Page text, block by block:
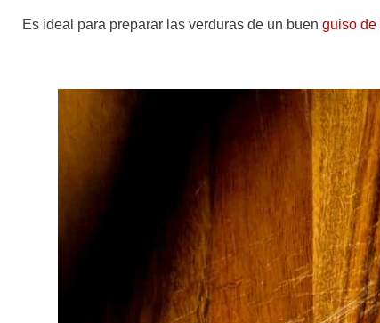
Es ideal para preparar las verduras de un buen guiso de